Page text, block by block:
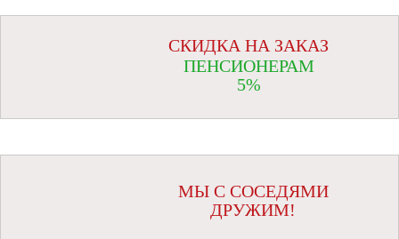
СКИДКА НА ЗАКАЗ
ПЕНСИОНЕРАМ
5%
МЫ С СОСЕДЯМИ
ДРУЖИМ!